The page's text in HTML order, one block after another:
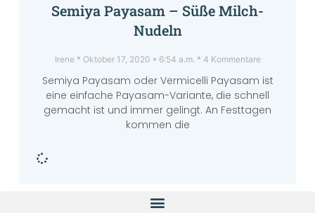
Semiya Payasam – Süße Milch-
Nudeln
Irene Oktober 17, 2020 6:54 a.m. 4 Kommentare
Semiya Payasam oder Vermicelli Payasam ist
eine einfache Payasam-Variante, die schnell
gemacht ist und immer gelingt. An Festtagen
kommen die